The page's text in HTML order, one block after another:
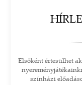
Elsőként értesülhet
színházi